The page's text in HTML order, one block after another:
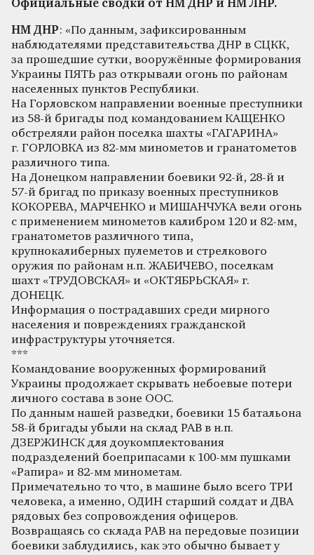
Официальные сводки от НМ ДНР и НМ ЛНР.
НМ ДНР: «По данным, зафиксированным
наблюдателями представительства ДНР в СЦКК,
за прошедшие сутки, вооружённые формирования
Украины ПЯТЬ раз открывали огонь по районам
населенных пунктов Республики.
На Горловском направлении военные преступники
из 58-й бригады под командованием КАЩЕНКО
обстреляли район поселка шахты «ГАГАРИНА»
г. ГОРЛОВКА из 82-мм минометов и гранатометов
различного типа.
На Донецком направлении боевики 92-й, 28-й и
57-й бригад по приказу военных преступников
КОКОРЕВА, МАРЧЕНКО и МИШАНЧУКА вели огонь
с применением минометов калибром 120 и 82-мм,
гранатометов различного типа,
крупнокалиберных пулеметов и стрелкового
оружия по районам н.п. ЖАБИЧЕВО, поселкам
шахт «ТРУДОВСКАЯ» и «ОКТЯБРЬСКАЯ» г.
ДОНЕЦК.
Информация о пострадавших среди мирного
населения и повреждениях гражданской
инфраструктуры уточняется.
***
Командование вооруженных формирований
Украины продолжает скрывать небоевые потери
личного состава в зоне ООС.
По данным нашей разведки, боевики 15 батальона
58-й бригады убыли на склад РАВ в н.п.
ДЗЕРЖИНСК для доукомплектования
подразделений боеприпасами к 100-мм пушками
«Рапира» и 82-мм минометам.
Примечательно то что, в машине было всего ТРИ
человека, а именно, ОДИН старший солдат и ДВА
рядовых без сопровождения офицеров.
Возвращаясь со склада РАВ на передовые позиции
боевики заблудились, как это обычно бывает у